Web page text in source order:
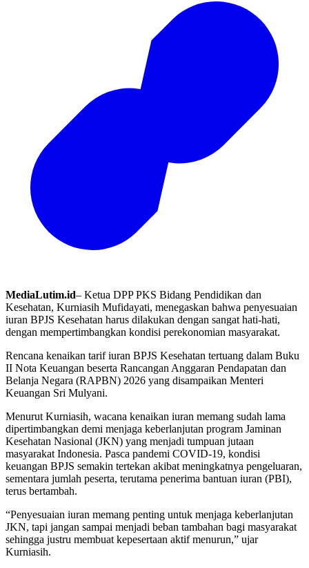
MediaLutim.id– Ketua DPP PKS Bidang Pendidikan dan
Kesehatan, Kurniasih Mufidayati, menegaskan bahwa penyesuaian
iuran BPJS Kesehatan harus dilakukan dengan sangat hati-hati,
dengan mempertimbangkan kondisi perekonomian masyarakat.
Rencana kenaikan tarif iuran BPJS Kesehatan tertuang dalam Buku
II Nota Keuangan beserta Rancangan Anggaran Pendapatan dan
Belanja Negara (RAPBN) 2026 yang disampaikan Menteri
Keuangan Sri Mulyani.
Menurut Kurniasih, wacana kenaikan iuran memang sudah lama
dipertimbangkan demi menjaga keberlanjutan program Jaminan
Kesehatan Nasional (JKN) yang menjadi tumpuan jutaan
masyarakat Indonesia. Pasca pandemi COVID-19, kondisi
keuangan BPJS semakin tertekan akibat meningkatnya pengeluaran,
sementara jumlah peserta, terutama penerima bantuan iuran (PBI),
terus bertambah.
“Penyesuaian iuran memang penting untuk menjaga keberlanjutan
JKN, tapi jangan sampai menjadi beban tambahan bagi masyarakat
sehingga justru membuat kepesertaan aktif menurun,” ujar
Kurniasih.